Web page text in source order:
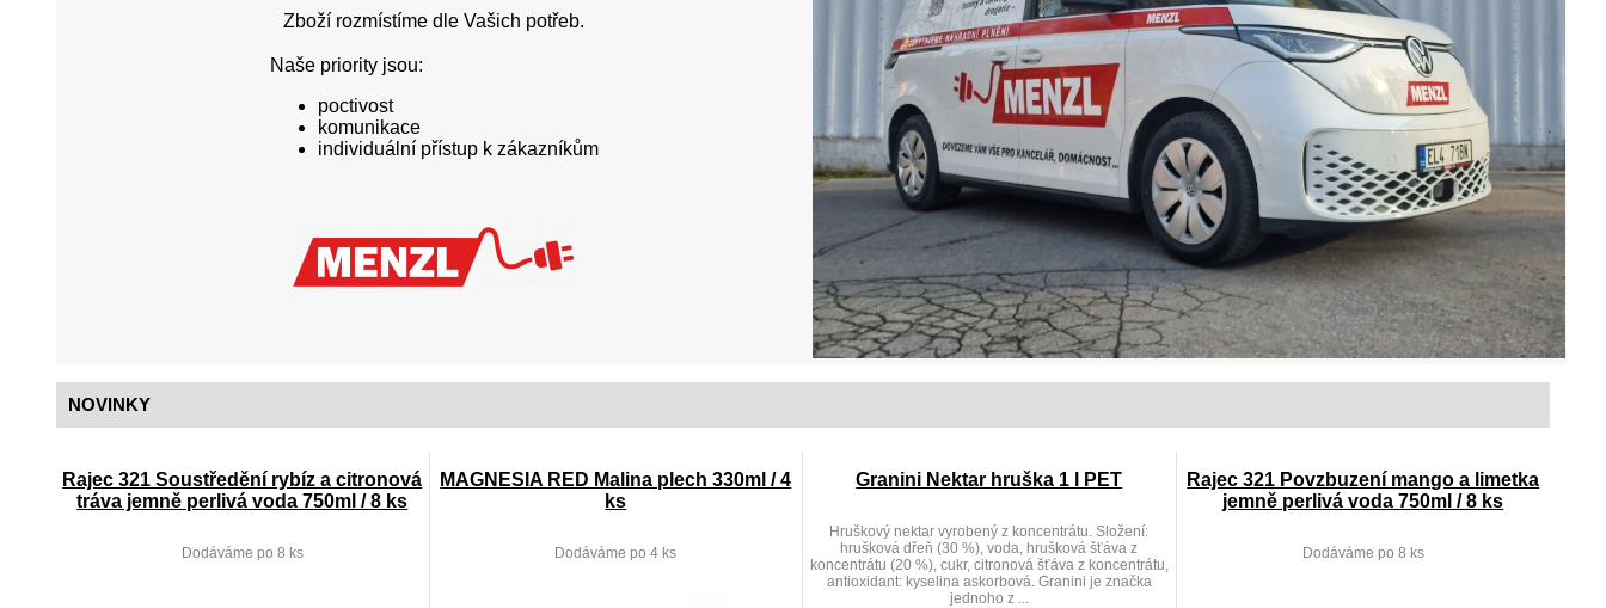
Zboží rozmístíme dle Vašich potřeb.
Naše priority jsou:
poctivost
komunikace
individuální přístup k zákazníkům
NOVINKY
Rajec 321 Soustředění rybíz a citronová
tráva jemně perlivá voda 750ml / 8 ks
Dodáváme po 8 ks
MAGNESIA RED Malina plech 330ml / 4
ks
Dodáváme po 4 ks
Granini Nektar hruška 1 l PET
Hruškový nektar vyrobený z koncentrátu. Složení:
hrušková dřeň (30 %), voda, hrušková šťáva z
koncentrátu (20 %), cukr, citronová šťáva z koncentrátu,
antioxidant: kyselina askorbová. Granini je značka
jednoho z ...
Rajec 321 Povzbuzení mango a limetka
jemně perlivá voda 750ml / 8 ks
Dodáváme po 8 ks